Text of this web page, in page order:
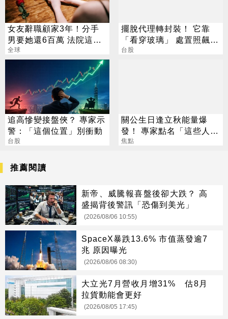
女友辭職顧家3年！分手
男要她還6百萬 法院這樣
判
全球
擺脫代理轉封裝！ 它靠
「看穿玻璃」 處置照飆2
漲停
台股
追高慘變接盤俠？ 專家示
警：「這個位置」別衝動
台股
關公生日逢立秋能量爆
發！ 專家點名「這些人」
別亂拜
焦點
推薦閱讀
新帝、威騰報喜盤後卻大跌？ 高
盛揭背後警訊「恐傷到美光」
(2026/08/06 10:55)
SpaceX暴跌13.6% 市值蒸發逾7
兆 原因曝光
(2026/08/06 08:30)
大立光7月營收月增31% 估8月
拉貨動能會更好
(2026/08/05 17:45)